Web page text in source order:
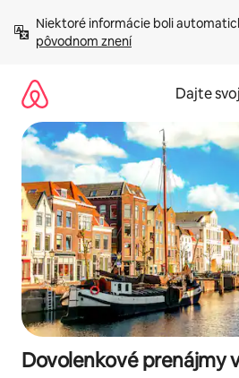
obsah.
Niektoré informácie boli
pôvodnom znení
Dajte
Dovolenkové prenájmy